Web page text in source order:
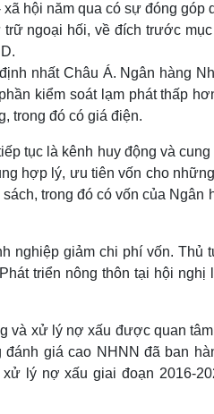
hội năm qua có sự đóng góp
ngoại hối, về đích trước
nhất Châu Á. Ngân hàng
kiểm soát lạm phát thấp
trong đó có giá điện.
tục là kênh huy động và
hợp lý, ưu tiên vốn cho
trong đó có vốn của Ngân
nghiệp giảm chi phí vốn. Thủ
triển nông thôn tại hội
và xử lý nợ xấu được quan
giá cao NHNN đã ban
lý nợ xấu giai đoạn 2016-